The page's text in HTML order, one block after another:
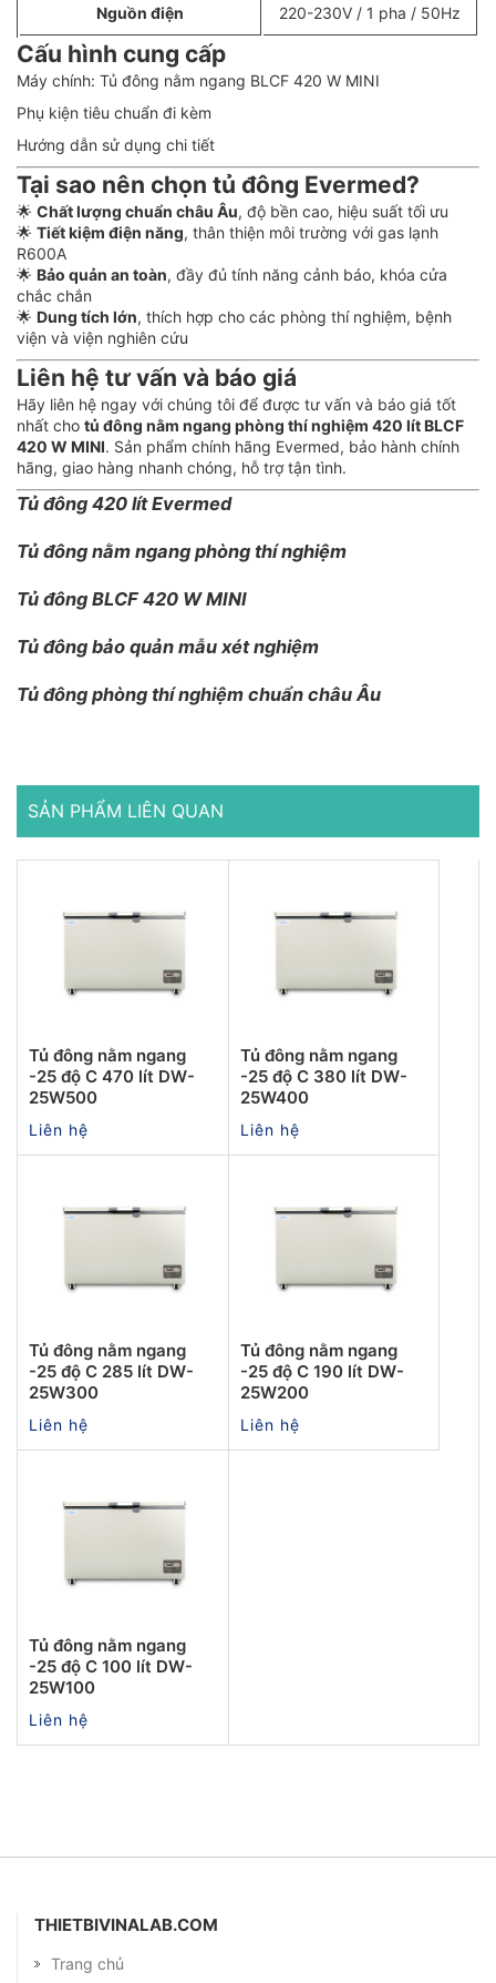
Nguồn điện 220-230V / 1 pha / 50Hz
Cấu hình cung cấp
Máy chính: Tủ đông nằm ngang BLCF 420 W MINI
Phụ kiện tiêu chuẩn đi kèm
Hướng dẫn sử dụng chi tiết
Tại sao nên chọn tủ đông Evermed?
🌟 Chất lượng chuẩn châu Âu, độ bền cao, hiệu suất tối ưu
🌟 Tiết kiệm điện năng, thân thiện môi trường với gas lạnh
R600A
🌟 Bảo quản an toàn, đầy đủ tính năng cảnh báo, khóa cửa
chắc chắn
🌟 Dung tích lớn, thích hợp cho các phòng thí nghiệm, bệnh
viện và viện nghiên cứu
Liên hệ tư vấn và báo giá
Hãy liên hệ ngay với chúng tôi để được tư vấn và báo giá tốt
nhất cho tủ đông nằm ngang phòng thí nghiệm 420 lít BLCF
420 W MINI. Sản phẩm chính hãng Evermed, bảo hành chính
hãng, giao hàng nhanh chóng, hỗ trợ tận tình.
Tủ đông 420 lít Evermed
Tủ đông nằm ngang phòng thí nghiệm
Tủ đông BLCF 420 W MINI
Tủ đông bảo quản mẫu xét nghiệm
Tủ đông phòng thí nghiệm chuẩn châu Âu
SẢN PHẨM LIÊN QUAN
Tủ đông nằm ngang
-25 độ C 470 lít DW-
25W500
Liên hệ
Tủ đông nằm ngang
-25 độ C 380 lít DW-
25W400
Liên hệ
Tủ đông nằm ngang
-25 độ C 285 lít DW-
25W300
Liên hệ
Tủ đông nằm ngang
-25 độ C 190 lít DW-
25W200
Liên hệ
Tủ đông nằm ngang
-25 độ C 100 lít DW-
25W100
Liên hệ
THIETBIVINALAB.COM
Trang chủ